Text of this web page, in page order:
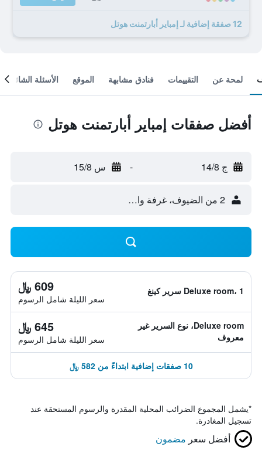
12 صفقة إضافية لـ إمباير أبارتمنت هوتل
لمحة عن التقييمات فنادق مشابهة الموقع الأسئلة الشائعة
أفضل صفقات إمباير أبارتمنت هوتل
ج 14/8 - س 15/8
2 من الضيوف، غرفة واحدة
Deluxe room، 1 سرير كينغ 609 ﷼
سعر الليلة شامل الرسوم
Deluxe room، نوع السرير غير
معروف
645 ﷼
سعر الليلة شامل الرسوم
10 صفقات إضافية ابتداءً من 582 ﷼
*يشمل المجموع الضرائب المحلية المقدرة والرسوم المستحقة عند
تسجيل المغادرة.
أفضل سعر مضمون